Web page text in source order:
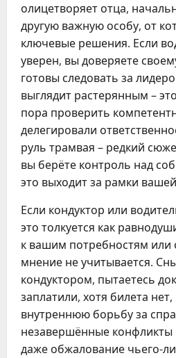
олицетворяет отца,
другую важную особу, от
ключевые решения. Если
уверен, вы доверяете
готовы следовать за
выглядит растерянным –
пора проверить
делегировали
руль трамвая – редкий
вы берёте контроль над
это выходит за рамки
Если кондуктор или
это толкуется как
к вашим потребностям
мнение не учитывается.
кондуктором, пытаетесь
заплатили, хотя билета
внутреннюю борьбу за
незавершённые конфликты
даже обжалование чьего-